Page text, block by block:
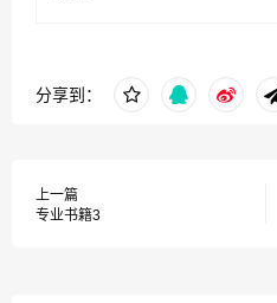
分享到：
上一篇
专业书籍3